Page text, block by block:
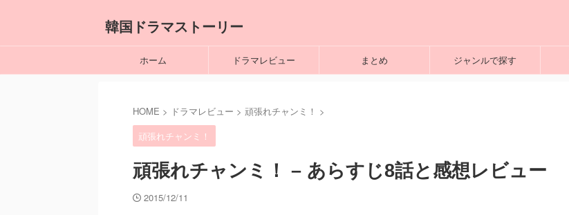
韓国ドラマストーリー
ホーム ドラマレビュー まとめ ジャンルで探す
HOME > ドラマレビュー > 頑張れチャンミ！ >
頑張れチャンミ！
頑張れチャンミ！ – あらすじ8話と感想レビュー
2015/12/11